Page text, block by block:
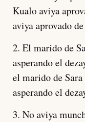
Kualo aviya
aviya aprovado
2. El marido de
asperando el
el marido de
asperando el
3. No aviya